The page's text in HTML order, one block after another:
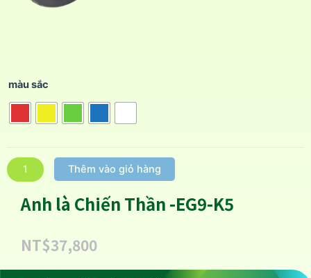
màu sắc
Thêm vào giỏ hàng
Anh là Chiến Thần -EG9-K5
NT$37,800